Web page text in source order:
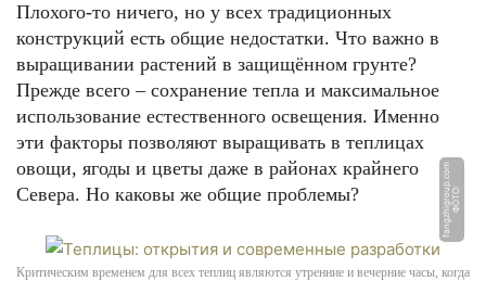
Плохого-то ничего, но у всех традиционных
конструкций есть общие недостатки. Что важно в
выращивании растений в защищённом грунте?
Прежде всего – сохранение тепла и максимальное
использование естественного освещения. Именно
эти факторы позволяют выращивать в теплицах
овощи, ягоды и цветы даже в районах крайнего
Севера. Но каковы же общие проблемы?
Ф
О
Т
О:
f
a
n
g
z
hi
g
r
o
u
p.
c
o
m
Критическим временем для всех теплиц являются утренние и вечерние часы, когда